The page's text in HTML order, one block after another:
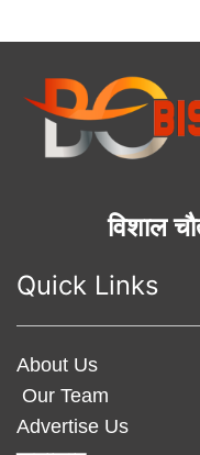
विशाल
Quick Links
About Us
Our Team
Advertise Us